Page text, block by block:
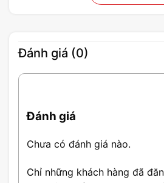
Giới thiệu SSD
công nghệ lưu trữ tiên tiến,
Đánh giá (0)
Đánh giá
Chưa có đánh giá nào.
Chỉ những khách hàng đã